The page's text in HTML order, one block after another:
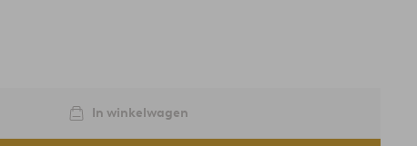
In winkelwagen